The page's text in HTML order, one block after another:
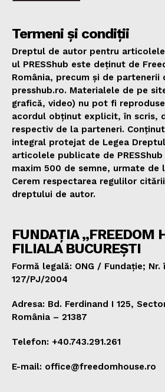
Termeni și condiții
Dreptul de autor pentru
ul PRESShub este deținut de
România, precum și de partenerii
presshub.ro. Materialele de pe
grafică, video) nu pot fi
acordul obținut explicit, în scris,
respectiv de la parteneri.
integral protejat de Legea
articolele publicate de
maxim 500 de semne, urmate de
Cerem respectarea regulilor
dreptului de autor.
FUNDAȚIA „FREEDOM
FILIALA BUCUREȘTI
Formă legală: ONG / Fundație; Nr.
127/PJ/2004
Adresa: Bd. Ferdinand I 125,
România – 21387
Telefon: +40.743.291.261
E-mail: office@freedomhouse.ro